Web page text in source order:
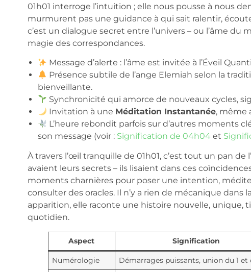
01h01 interroge l’intuition ; elle nous pousse à nous
murmurent pas une guidance à qui sait ralentir,
c’est un dialogue secret entre l’univers – ou l’âme
magie des correspondances.
Message d’alerte : l’âme est invitée à l’Éveil
Présence subtile de l’ange Elemiah selon la
bienveillante.
Synchronicité qui amorce de nouveaux cycles,
Invitation à une Méditation Instantanée, même
L’heure rebondit parfois sur d’autres moments
son message (voir : Signification de 04h04et
À travers l’œil tranquille de 01h01, c’est tout un pan de
avaient leurs secrets – ils lisaient dans ces
moments charnières pour poser une intention,
consulter des oracles. Il n’y a rien de mécanique dans
apparition, elle raconte une histoire nouvelle, unique,
quotidien.
Aspect Signification
Numérologie Démarrages puissants, union du 1 et